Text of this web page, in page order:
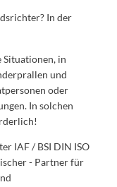
In der
Situationen, in
und
oder
In solchen
IAF / BSI DIN ISO
- Partner für